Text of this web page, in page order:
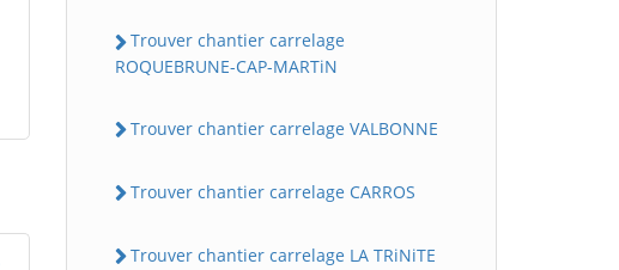
Trouver chantier carrelage
ROQUEBRUNE-CAP-MARTiN
Trouver chantier carrelage VALBONNE
Trouver chantier carrelage CARROS
Trouver chantier carrelage LA TRiNiTE